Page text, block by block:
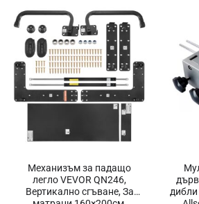
Механизъм за падащо
легло VEVOR QN246,
Вертикално сгъване, За